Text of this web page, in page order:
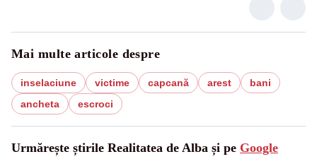
Mai multe articole despre
inselaciune victime capcană arest
bani
ancheta
escroci
Urmărește știrile Realitatea de Alba și pe Google